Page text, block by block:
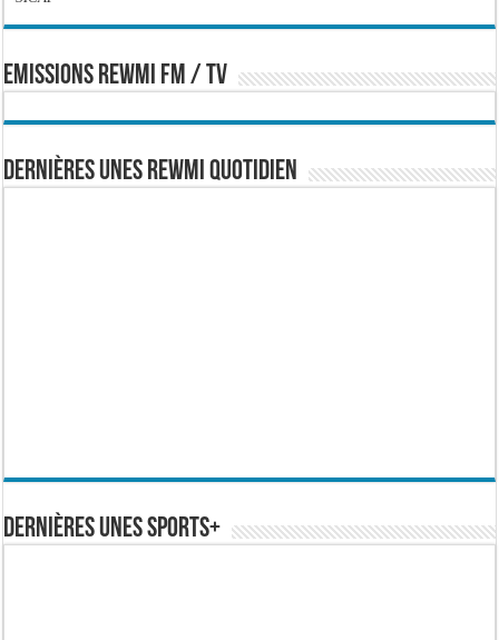
EMISSIONS REWMI FM / TV
Dernières Unes Rewmi Quotidien
Dernières Unes Sports+